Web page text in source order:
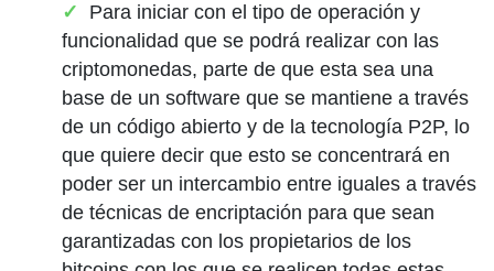
Para iniciar con el tipo de operación y
funcionalidad que se podrá realizar con las
criptomonedas, parte de que esta sea una
base de un software que se mantiene a través
de un código abierto y de la tecnología P2P, lo
que quiere decir que esto se concentrará en
poder ser un intercambio entre iguales a través
de técnicas de encriptación para que sean
garantizadas con los propietarios de los